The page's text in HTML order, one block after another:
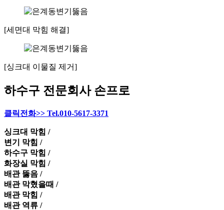
[세면대 막힘 해결]
[싱크대 이물질 제거]
하수구 전문회사 손프로
클릭전화>> Tel.010-5617-3371
싱크대 막힘 /
변기 막힘 /
하수구 막힘 /
화장실 막힘 /
배관 뚫음 /
배관 막혔을때 /
배관 막힘 /
배관 역류 /